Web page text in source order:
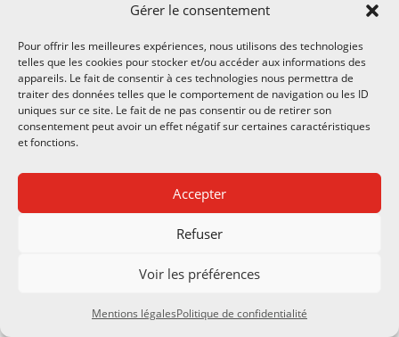
Gérer le consentement
Pour offrir les meilleures expériences, nous utilisons des technologies
telles que les cookies pour stocker et/ou accéder aux informations des
appareils. Le fait de consentir à ces technologies nous permettra de
traiter des données telles que le comportement de navigation ou les ID
uniques sur ce site. Le fait de ne pas consentir ou de retirer son
consentement peut avoir un effet négatif sur certaines caractéristiques
et fonctions.
Accepter
Refuser
Voir les préférences
Mentions légalesPolitique de confidentialité
généralement par périodes de deux à trois semaines
passages nécessaires avant de transmettre le
matériel à la commune suivante.
Cette approche collaborative divise l’investissement
initial par le nombre de communes participantes,
rendant accessible du matériel de qualité
budgétaire. Une brosse sur porte-outils à 11 500
communes d’un syndicat, montant parfaitement
Prenons l’exemple concret du syndicat
(populations de 1200, 1850, 2400 et 3500 habitants).